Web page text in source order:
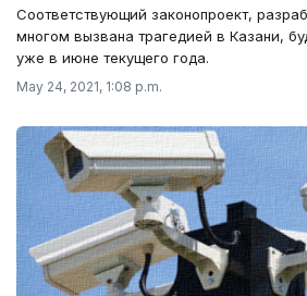
Соответствующий законопроект,
многом вызвана трагедией в Казани,
уже в июне текущего года.
May 24, 2021, 1:08 p.m.